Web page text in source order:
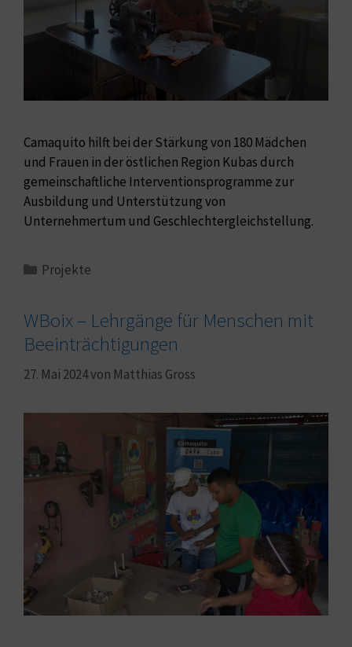
Camaquito hilft bei der Stärkung von 180 Mädchen
und Frauen in der östlichen Region Kubas durch
gemeinschaftliche Interventionsprogramme zur
Ausbildung und Unterstützung von
Unternehmertum und Geschlechtergleichstellung.
Projekte
WBoix – Lehrgänge für Menschen mit
Beeinträchtigungen
27. Mai 2024von Matthias Gross